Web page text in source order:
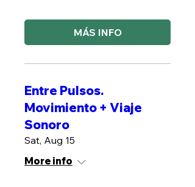
MÁS INFO
Entre Pulsos.
Movimiento + Viaje
Sonoro
Sat, Aug 15
More info